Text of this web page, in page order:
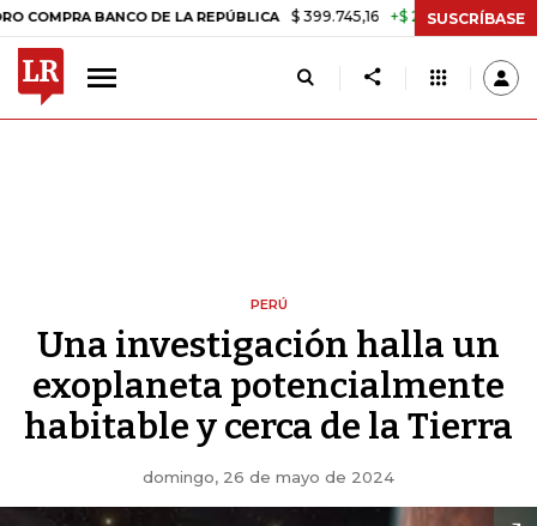
BANCO DE LA REPÚBLICA $ 399.745,16 +$ 2.295,71 +0,58% TASA
SUSCRÍBASE
PERÚ
Una investigación halla un
exoplaneta potencialmente
habitable y cerca de la Tierra
domingo, 26 de mayo de 2024